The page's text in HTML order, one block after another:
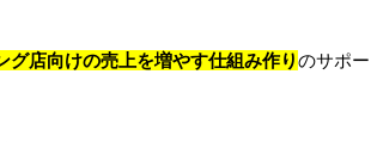
グ店向けの売上を増やす仕組み作りのサポー